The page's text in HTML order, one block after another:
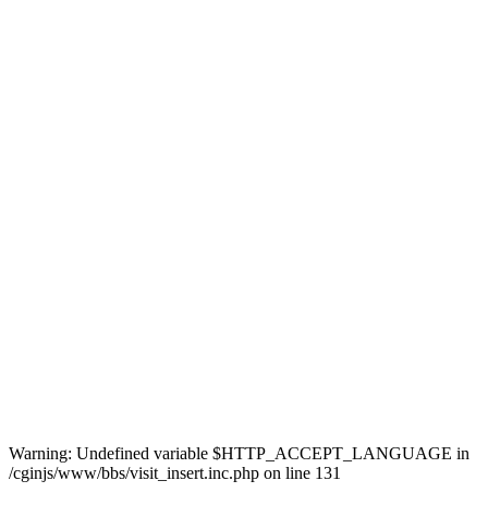
Warning: Undefined variable $HTTP_ACCEPT_LANGUAGE in
/cginjs/www/bbs/visit_insert.inc.php on line 131